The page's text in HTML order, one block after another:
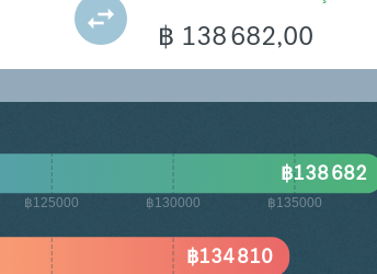
฿ 138 682,00
฿125000 ฿130000 ฿135000
฿134 810
฿138 682